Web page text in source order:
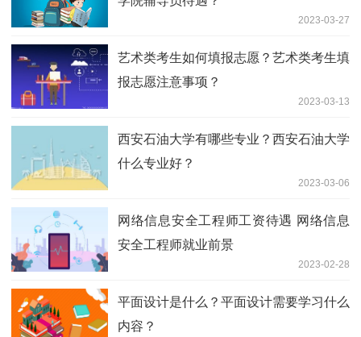
精算师是什么？哪个大学的精算师专业最
2023-04-23
上海海事大学好不好？上海海事大学
2023-04-17
华东政法大学是211还是双一流？华东政
2023-04-10
东北电力大学几本？东北电力大学学费多
2023-04-03